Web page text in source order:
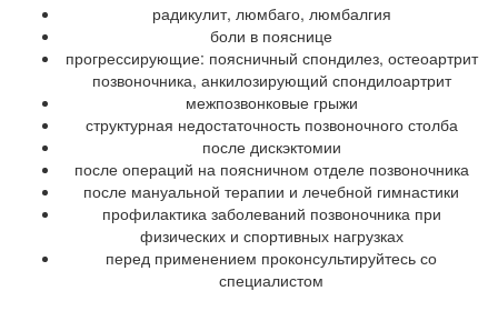
радикулит, люмбаго, люмбалгия
боли в пояснице
прогрессирующие: поясничный спондилез, остеоартрит
позвоночника, анкилозирующий спондилоартрит
межпозвонковые грыжи
структурная недостаточность позвоночного столба
после дискэктомии
после операций на поясничном отделе позвоночника
после мануальной терапии и лечебной гимнастики
профилактика заболеваний позвоночника при
физических и спортивных нагрузках
перед применением проконсультируйтесь со
специалистом